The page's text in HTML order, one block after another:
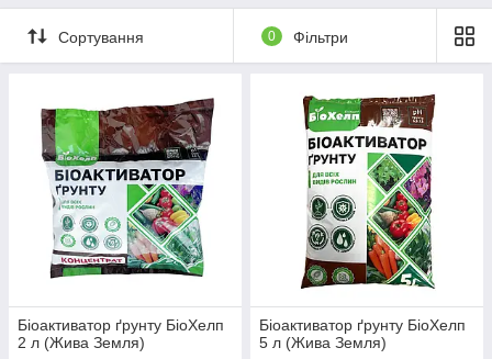
Сортування 0 Фільтри
Біоактиватор ґрунту БіоХелп
2 л (Жива Земля)
Біоактиватор ґрунту БіоХелп
5 л (Жива Земля)